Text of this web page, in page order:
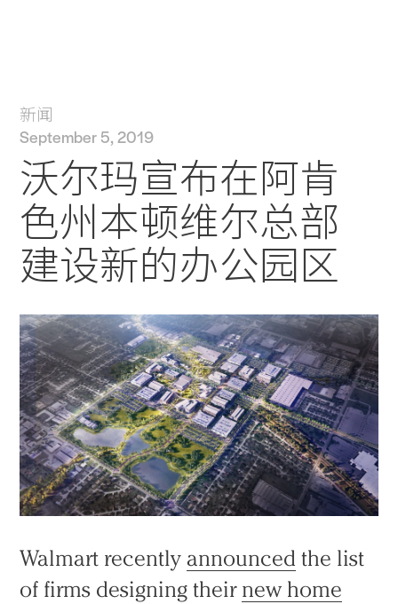
新闻
September 5, 2019
沃尔玛宣布在阿肯
色州本顿维尔总部
建设新的办公园区
Walmart recentlyannounced the list
of firms designing their new home